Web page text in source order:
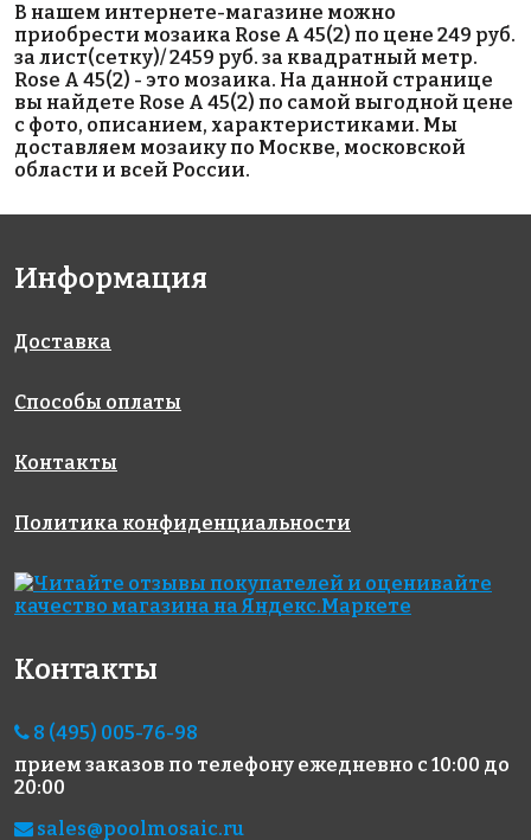
Rose WB 92
318x318
Golden Effect
CF01-10
327x327
Rose WA 45
318x318
8857 руб./м²
133+5(2+)
318x318
6806 руб./м²
3883 руб./м²
Rose G 61
318x318
Rose WA 22
318x318
8857 руб./м²
Rose AJ
В нашем интернете-магазине можно
приобрести мозаика Rose A 45(2) по цене 249 руб.
за лист(сетку)/ 2459 руб. за квадратный метр.
Rose A 45(2) - это мозаика. На данной странице
вы найдете Rose A 45(2) по самой выгодной цене
с фото, описанием, характеристиками. Мы
доставляем мозаику по Москве, московской
области и всей России.
Информация
Доставка
Способы оплаты
Контакты
Политика конфиденциальности
Контакты
8 (495) 005-76-98
прием заказов по телефону ежедневно с 10:00 до
20:00
sales@poolmosaic.ru